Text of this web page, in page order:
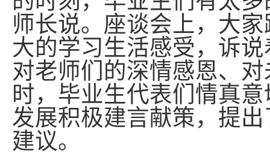
师长说。座谈会上，大
大的学习生活感受，诉
对老师们的深情感恩、
时，毕业生代表们情真
发展积极建言献策，提
建议。